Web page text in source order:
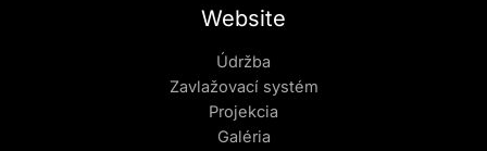
Website
Údržba
Zavlažovací systém
Projekcia
Galéria